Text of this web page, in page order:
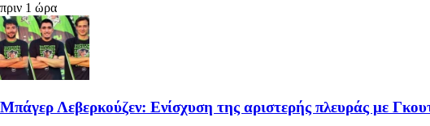
πριν 1 ώρα
Μπάγερ Λεβερκούζεν: Ενίσχυση της αριστερής πλευράς με